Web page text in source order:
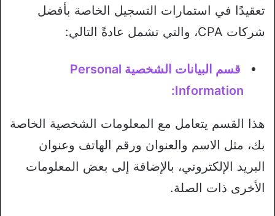
تعقيدًا في استمارات التسجيل الخاصة بأفضل
شركات CPA، والتي تشمل عادةً التالي:
قسم البيانات الشخصية Personal
Information:
هذا القسم يتعامل مع المعلومات الشخصية الخاصة
بك، مثل الاسم والعنوان ورقم الهاتف وعنوان
البريد الإلكتروني، بالإضافة إلى بعض المعلومات
الأخرى ذات الصلة.